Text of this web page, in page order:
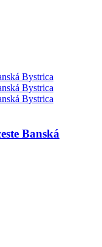
Banská